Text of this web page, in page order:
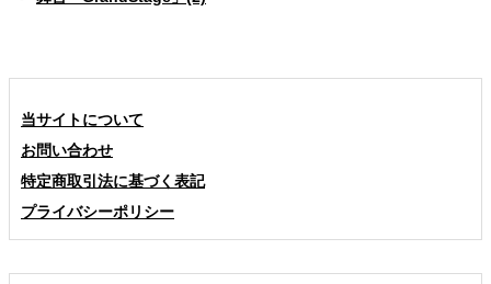
当サイトについて
お問い合わせ
特定商取引法に基づく表記
プライバシーポリシー